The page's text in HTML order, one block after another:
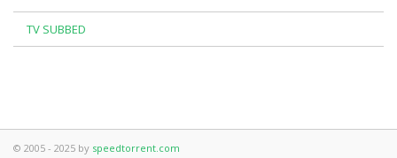
TV SUBBED
© 2005 - 2025 by speedtorrent.com